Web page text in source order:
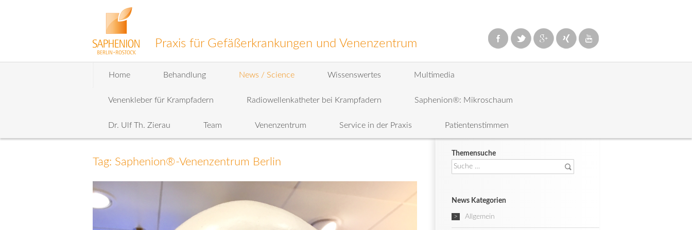
Praxis für Gefäßerkrankungen und Venenzentrum
Home Behandlung News / Science Wissenswertes Multimedia
Venenkleber für Krampfadern Radiowellenkatheter bei Krampfadern Saphenion®: Mikroschaum
Dr. Ulf Th. Zierau Team Venenzentrum Service in der Praxis Patientenstimmen
Tag: Saphenion®-Venenzentrum Berlin
Themensuche
Suche
nach:
News Kategorien
Allgemein